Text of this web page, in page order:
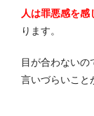
人は罪悪感を
ります。
目が合わないの
言いづらいこと